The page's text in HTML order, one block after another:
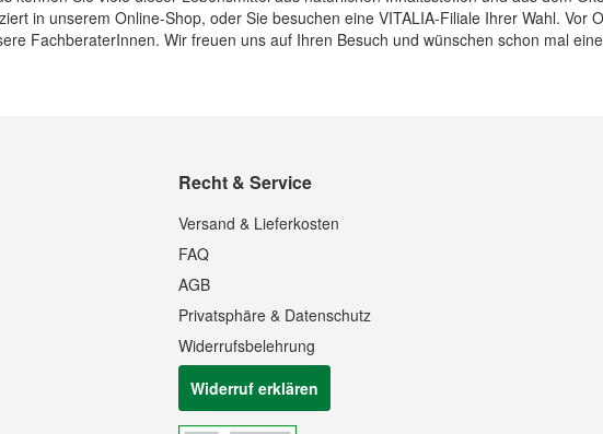
in unserem Online-Shop, oder Sie besuchen eine VITALIA-Filiale Ihrer Wahl. Vor
FachberaterInnen. Wir freuen uns auf Ihren Besuch und wünschen schon mal
Recht & Service
Versand & Lieferkosten
FAQ
AGB
Privatsphäre & Datenschutz
Widerrufsbelehrung
Widerruf erklären